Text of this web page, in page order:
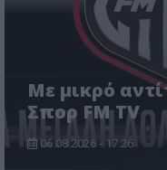
Με μικρό
Σπορ FM TV
06.08.2026 - 17:26